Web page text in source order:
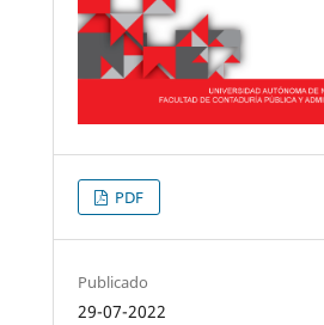
PDF
Publicado
29-07-2022